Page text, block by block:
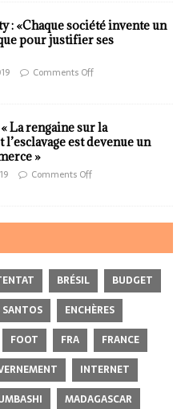
: «Chaque société invente un
pour justifier ses
Comments Off
La rengaine sur la
est devenue un
»
Comments Off
BRÉSIL
BUDGET
SANTOS
ENCHÈRES
FOOT FRA
FRANCE
INTERNET
MADAGASCAR